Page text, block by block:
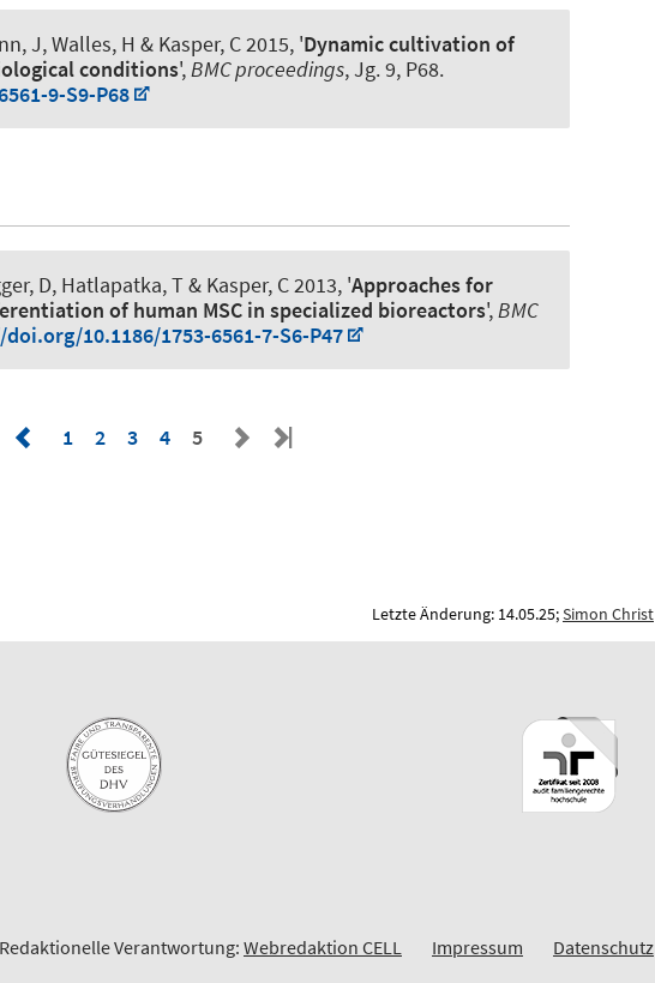
J, Walles, H & Kasper, C 2015, 'Dynamic cultivation of
conditions',BMC proceedings, Jg. 9, P68.
9-S9-P68
D, Hatlapatka, T & Kasper, C 2013, 'Approaches for
of human MSC in specialized bioreactors',BMC
10.1186/1753-6561-7-S6-P47
1 2 3 4 5
Letzte Änderung: 14.05.25;Simon Christ
Redaktionelle Verantwortung: Webredaktion CELL Impressum Datenschutz